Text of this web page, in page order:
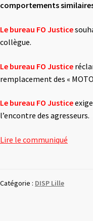
comportements
Le bureau FO Justice
collègue.
Le bureau FO Justice
remplacement des «
Le bureau FO Justice
l’encontre des agresseurs.
Lire le communiqué
Catégorie : DISP Lille